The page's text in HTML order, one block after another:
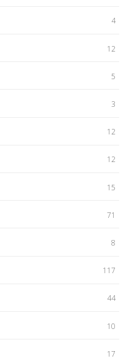
4
12
5
3
12
12
15
71
8
117
44
10
17